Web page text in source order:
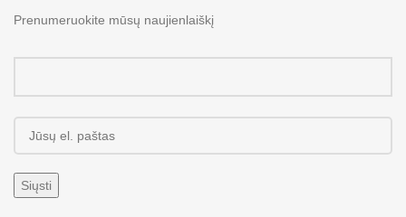
Prenumeruokite mūsų naujienlaiškį